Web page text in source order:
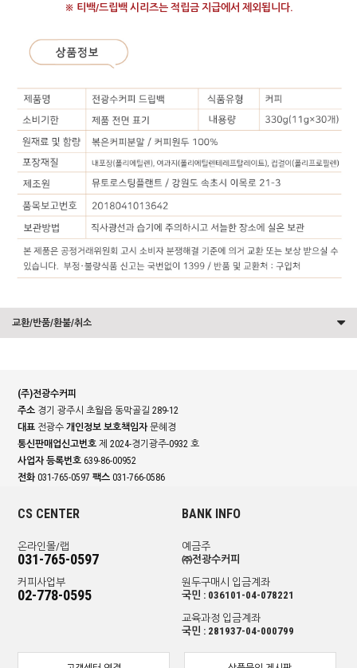
※ 티백/드립백 시리즈는 적립금 지급에서 제외됩니다.
교환/반품/환불/취소
(주)전광수커피
주소 경기 광주시 초월읍 동막골길 289-12
대표 전광수개인정보 보호책임자문혜경
통신판매업신고번호 제 2024-경기광주-0932 호
사업자 등록번호 639-86-00952
전화 031-765-0597팩스 031-766-0586
CS CENTER
온라인몰/랩
031-765-0597
커피사업부
02-778-0595
BANK INFO
예금주
㈜전광수커피
원두구매시 입금계좌
국민 : 036101-04-078221
교육과정 입금계좌
국민 : 281937-04-000799